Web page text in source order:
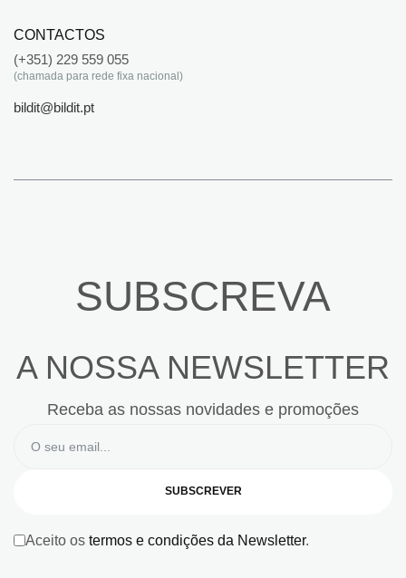
CONTACTOS
(+351) 229 559 055
(chamada para rede fixa nacional)
bildit@bildit.pt
SUBSCREVA
A NOSSA NEWSLETTER
Receba as nossas novidades e promoções
SUBSCREVER
Aceito os termos e condições da Newsletter.